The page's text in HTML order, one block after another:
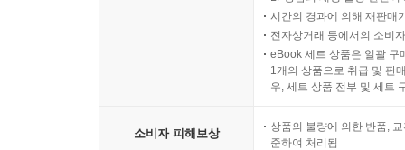
시간의 경과에 의해 재판매
전자상거래 등에서의 소비
eBook 세트 상품은 일괄 구
1개의 상품으로 취급 및 판
우, 세트 상품 전부 및 세트
소비자 피해보상
상품의 불량에 의한 반품,
준하여 처리됨